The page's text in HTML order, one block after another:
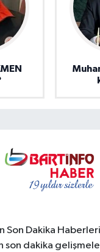
Son Dakika
son dakika